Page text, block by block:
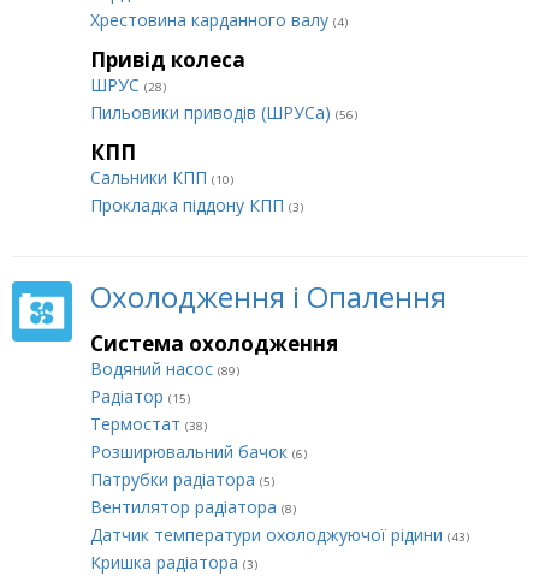
Хрестовина карданного валу (4)
Привід колеса
ШРУС (28)
Пильовики приводів (ШРУСа) (56)
КПП
Сальники КПП (10)
Прокладка піддону КПП (3)
Охолодження і Опалення
Система охолодження
Водяний насос (89)
Радіатор (15)
Термостат (38)
Розширювальний бачок (6)
Патрубки радіатора (5)
Вентилятор радіатора (8)
Датчик температури охолоджуючої рідини (43)
Кришка радіатора (3)